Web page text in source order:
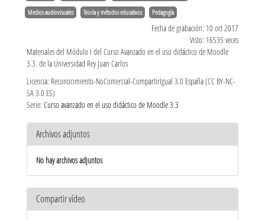
Medios audiovisuales Teoría y métodos educativos Pedagogía
Fecha de grabación: 10 oct 2017
Visto: 16535 veces
Materiales del Módulo I del Curso Avanzado en el uso didáctico de Moodle
3.3. de la Universidad Rey Juan Carlos
Licencia: Reconocimiento-NoComercial-CompartirIgual 3.0 España (CC BY-NC-
SA 3.0 ES)
Serie: Curso avanzado en el uso didáctico de Moodle 3.3
Archivos adjuntos
No hay archivos adjuntos
Compartir vídeo